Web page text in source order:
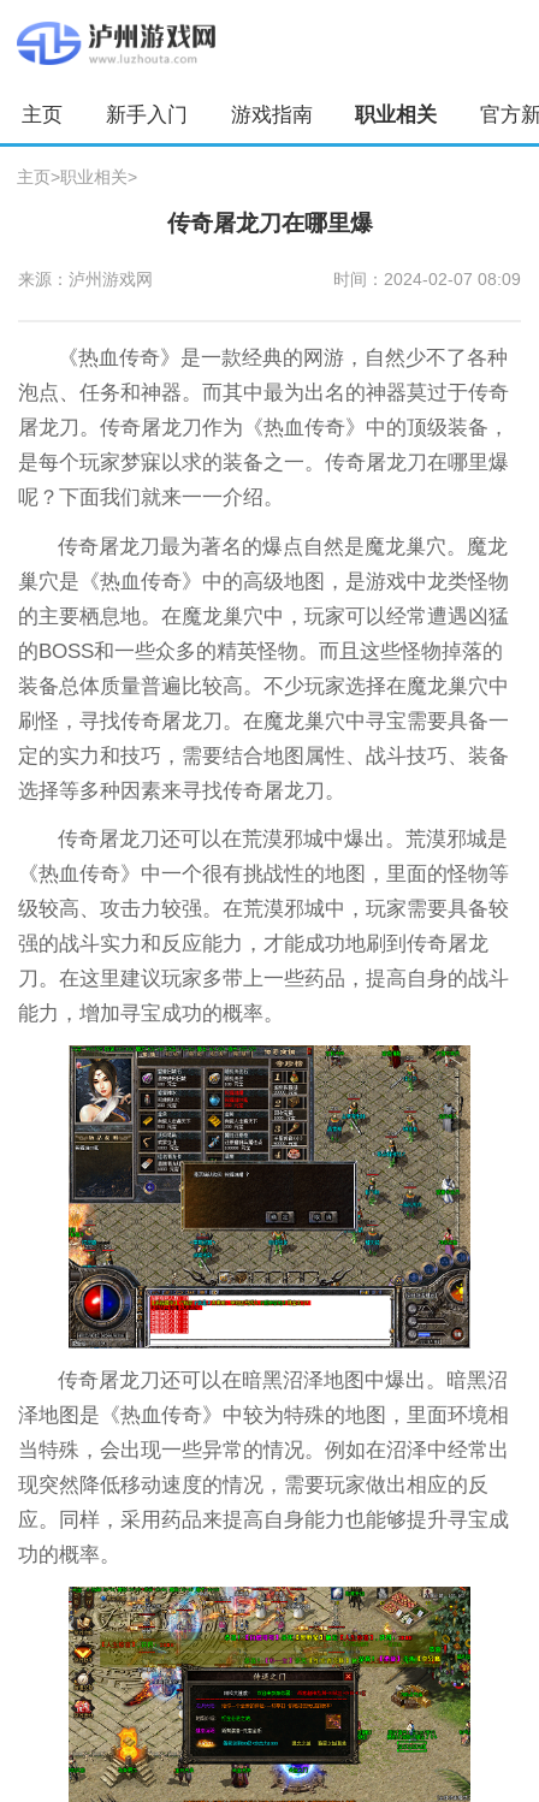
主页 新手入门 游戏指南 职业相关 官方
主页>职业相关>
传奇屠龙刀在哪里爆
来源：泸州游戏网 时间：2024-02-07 08:09
《热血传奇》是一款经典的网游，自然少不了各种
泡点、任务和神器。而其中最为出名的神器莫过于传奇
屠龙刀。传奇屠龙刀作为《热血传奇》中的顶级装备，
是每个玩家梦寐以求的装备之一。传奇屠龙刀在哪里爆
呢？下面我们就来一一介绍。
传奇屠龙刀最为著名的爆点自然是魔龙巢穴。魔龙
巢穴是《热血传奇》中的高级地图，是游戏中龙类怪物
的主要栖息地。在魔龙巢穴中，玩家可以经常遭遇凶猛
的BOSS和一些众多的精英怪物。而且这些怪物掉落的
装备总体质量普遍比较高。不少玩家选择在魔龙巢穴中
刷怪，寻找传奇屠龙刀。在魔龙巢穴中寻宝需要具备一
定的实力和技巧，需要结合地图属性、战斗技巧、装备
选择等多种因素来寻找传奇屠龙刀。
传奇屠龙刀还可以在荒漠邪城中爆出。荒漠邪城是
《热血传奇》中一个很有挑战性的地图，里面的怪物等
级较高、攻击力较强。在荒漠邪城中，玩家需要具备较
强的战斗实力和反应能力，才能成功地刷到传奇屠龙
刀。在这里建议玩家多带上一些药品，提高自身的战斗
能力，增加寻宝成功的概率。
传奇屠龙刀还可以在暗黑沼泽地图中爆出。暗黑沼
泽地图是《热血传奇》中较为特殊的地图，里面环境相
当特殊，会出现一些异常的情况。例如在沼泽中经常出
现突然降低移动速度的情况，需要玩家做出相应的反
应。同样，采用药品来提高自身能力也能够提升寻宝成
功的概率。